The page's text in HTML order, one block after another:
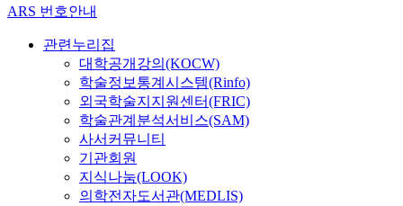
ARS 번호안내
관련누리집
대학공개강의(KOCW)
학술정보통계시스템(Rinfo)
외국학술지지원센터(FRIC)
학술관계분석서비스(SAM)
사서커뮤니티
기관회원
지식나눔(LOOK)
의학전자도서관(MEDLIS)